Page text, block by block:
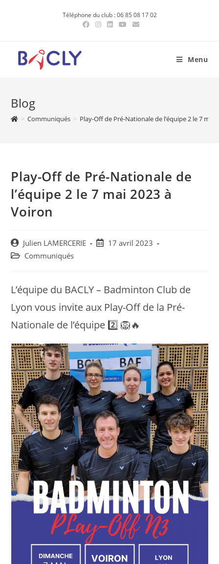
Téléphone du club : 06 85 08 17 02
Menu
Blog
> Communiqués > Play-Off de Pré-Nationale de l’équipe 2 le 7 mai
Play-Off de Pré-Nationale de
l’équipe 2 le 7 mai 2023 à
Voiron
Post
author:
Julien LAMERCERIE
Post17 avril 2023
Post Communiqués
L’équipe du BACLY – Badminton Club de
Lyon vous invite aux Play-Off de la Pré-
Nationale de l’équipe 2️⃣ 🦁🔥